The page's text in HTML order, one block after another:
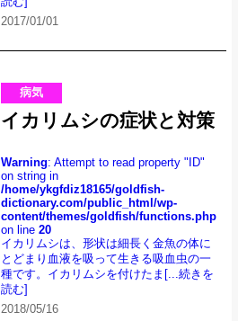
2017/01/01
病気
イカリムシの症状と対策
Warning: Attempt to read property "ID"
on string in
/home/ykgfdiz18165/goldfish-
dictionary.com/public_html/wp-
content/themes/goldfish/functions.php
on line20
イカリムシは、形状は細長く金魚の体に
とどまり血液を吸って生きる吸血虫の一
種です。イカリムシを付けたま [...続きを
読む]
2018/05/16